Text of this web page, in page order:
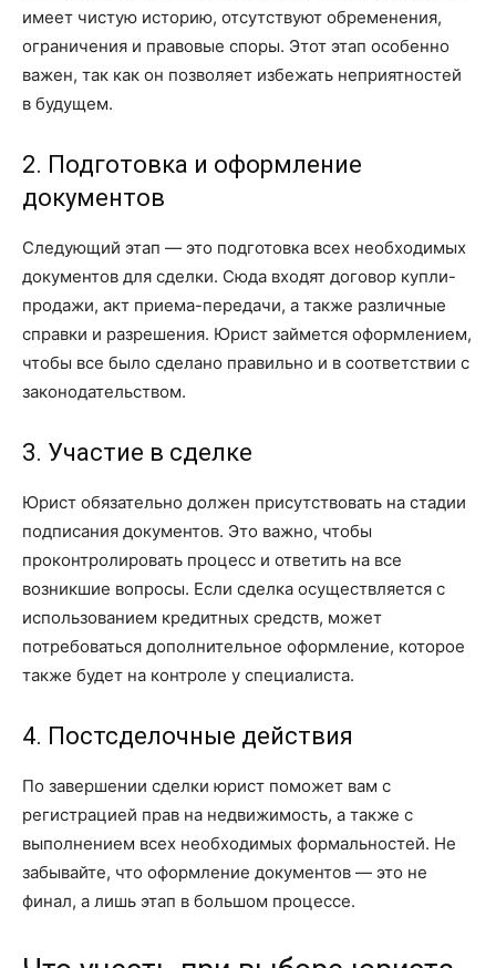
имеет чистую историю, отсутствуют обременения,
ограничения и правовые споры. Этот этап особенно
важен, так как он позволяет избежать неприятностей
в будущем.
2. Подготовка и оформление
документов
Следующий этап — это подготовка всех необходимых
документов для сделки. Сюда входят договор купли-
продажи, акт приема-передачи, а также различные
справки и разрешения. Юрист займется оформлением,
чтобы все было сделано правильно и в соответствии с
законодательством.
3. Участие в сделке
Юрист обязательно должен присутствовать на стадии
подписания документов. Это важно, чтобы
проконтролировать процесс и ответить на все
возникшие вопросы. Если сделка осуществляется с
использованием кредитных средств, может
потребоваться дополнительное оформление, которое
также будет на контроле у специалиста.
4. Постсделочные действия
По завершении сделки юрист поможет вам с
регистрацией прав на недвижимость, а также с
выполнением всех необходимых формальностей. Не
забывайте, что оформление документов — это не
финал, а лишь этап в большом процессе.